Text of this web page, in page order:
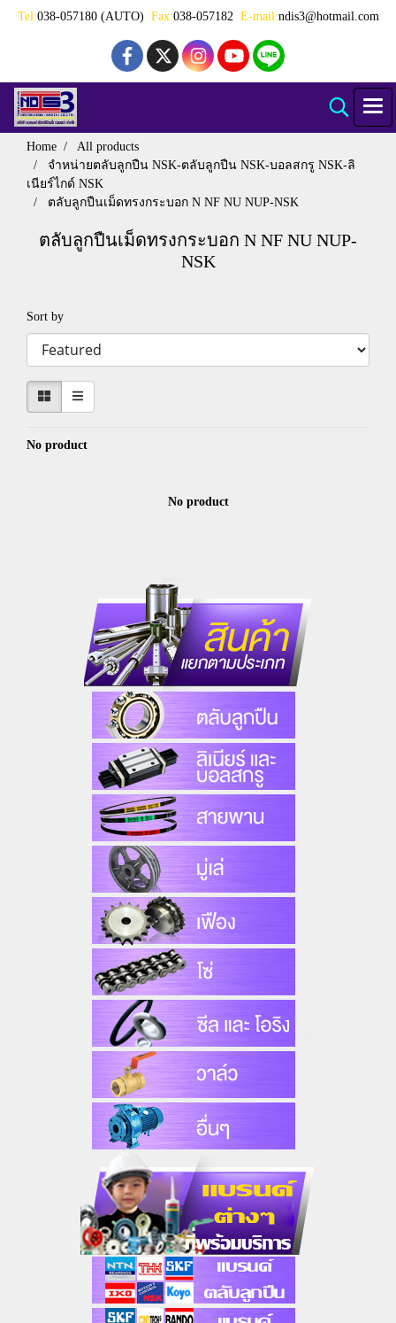
Tel:038-057180 (AUTO) Fax:038-057182 E-mail:ndis3@hotmail.com
Home
All products
จำหน่ายตลับลูกปืน NSK-ตลับลูกปืน NSK-บอลสกรู NSK-ลิ
เนียร์ไกด์ NSK
ตลับลูกปืนเม็ดทรงกระบอก N NF NU NUP-NSK
ตลับลูกปืนเม็ดทรงกระบอก N NF NU NUP-
NSK
Sort by
No product
No product